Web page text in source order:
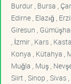
Burdur , Bursa ,
Edirne , Elazığ ,
Giresun ,
, İzmir , Kars ,
Konya , Kütahya ,
Muğla , Muş ,
Siirt , Sinop , Sivas